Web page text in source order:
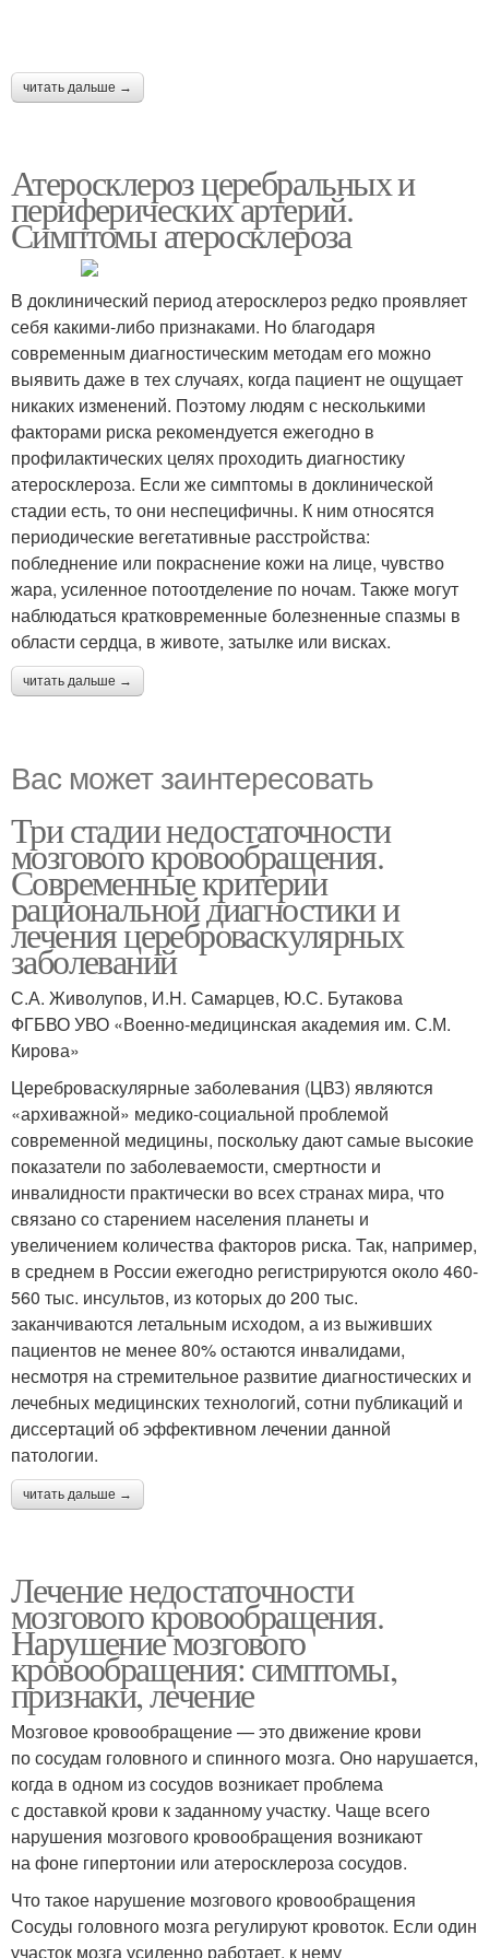
читать дальше →
Атеросклероз церебральных и
периферических артерий.
Симптомы атеросклероза
В доклинический период атеросклероз редко проявляет
себя какими-либо признаками. Но благодаря
современным диагностическим методам его можно
выявить даже в тех случаях, когда пациент не ощущает
никаких изменений. Поэтому людям с несколькими
факторами риска рекомендуется ежегодно в
профилактических целях проходить диагностику
атеросклероза. Если же симптомы в доклинической
стадии есть, то они неспецифичны. К ним относятся
периодические вегетативные расстройства:
побледнение или покраснение кожи на лице, чувство
жара, усиленное потоотделение по ночам. Также могут
наблюдаться кратковременные болезненные спазмы в
области сердца, в животе, затылке или висках.
читать дальше →
Вас может заинтересовать
Три стадии недостаточности
мозгового кровообращения.
Современные критерии
рациональной диагностики и
лечения цереброваскулярных
заболеваний
С.А. Живолупов, И.Н. Самарцев, Ю.С. Бутакова
ФГБВО УВО «Военно-медицинская академия им. С.М.
Кирова»
Цереброваскулярные заболевания (ЦВЗ) являются
«архиважной» медико-социальной проблемой
современной медицины, поскольку дают самые высокие
показатели по заболеваемости, смертности и
инвалидности практически во всех странах мира, что
связано со старением населения планеты и
увеличением количества факторов риска. Так, например,
в среднем в России ежегодно регистрируются около 460-
560 тыс. инсультов, из которых до 200 тыс.
заканчиваются летальным исходом, а из выживших
пациентов не менее 80% остаются инвалидами,
несмотря на стремительное развитие диагностических и
лечебных медицинских технологий, сотни публикаций и
диссертаций об эффективном лечении данной
патологии.
читать дальше →
Лечение недостаточности
мозгового кровообращения.
Нарушение мозгового
кровообращения: симптомы,
признаки, лечение
Мозговое кровообращение — это движение крови
по сосудам головного и спинного мозга. Оно нарушается,
когда в одном из сосудов возникает проблема
с доставкой крови к заданному участку. Чаще всего
нарушения мозгового кровообращения возникают
на фоне гипертонии или атеросклероза сосудов.
Что такое нарушение мозгового кровообращения
Сосуды головного мозга регулируют кровоток. Если один
участок мозга усиленно работает, к нему